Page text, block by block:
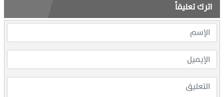
اترك تعليقاً